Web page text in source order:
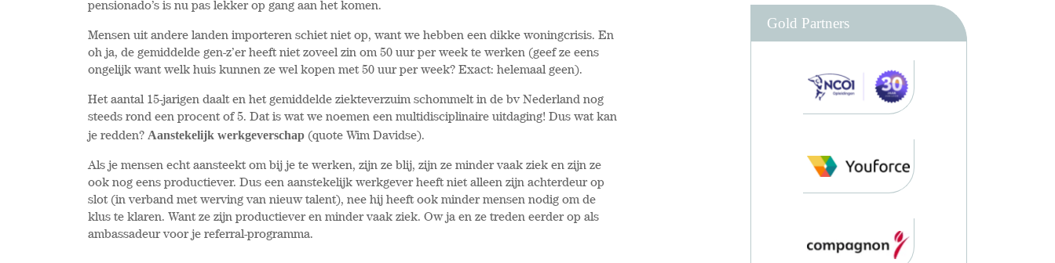
pensionado’s is nu pas lekker op gang aan het komen.
Mensen uit andere landen importeren schiet niet op, want we hebben een dikke woningcrisis. En
oh ja, de gemiddelde gen-z’er heeft niet zoveel zin om 50 uur per week te werken (geef ze eens
ongelijk want welk huis kunnen ze wel kopen met 50 uur per week? Exact: helemaal geen).
Het aantal 15-jarigen daalt en het gemiddelde ziekteverzuim schommelt in de bv Nederland nog
steeds rond een procent of 5. Dat is wat we noemen een multidisciplinaire uitdaging! Dus wat kan
je redden? Aanstekelijk werkgeverschap (quote Wim Davidse).
Als je mensen echt aansteekt om bij je te werken, zijn ze blij, zijn ze minder vaak ziek en zijn ze
ook nog eens productiever. Dus een aanstekelijk werkgever heeft niet alleen zijn achterdeur op
slot (in verband met werving van nieuw talent), nee hij heeft ook minder mensen nodig om de
klus te klaren. Want ze zijn productiever en minder vaak ziek. Ow ja en ze treden eerder op als
ambassadeur voor je referral-programma.
Gold Partners